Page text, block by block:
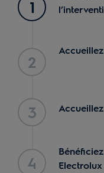
1
2
3
4
Electrolux